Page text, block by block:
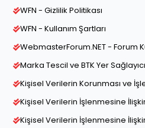
WFN - Gizlilik Politikası
WFN - Kullanım Şartları
WebmasterForum.NET - Forum
Marka Tescil ve BTK Yer
Kişisel Verilerin Korunması ve
Kişisel Verilerin İşlenmesine
Kişisel Verilerin İşlenmesine